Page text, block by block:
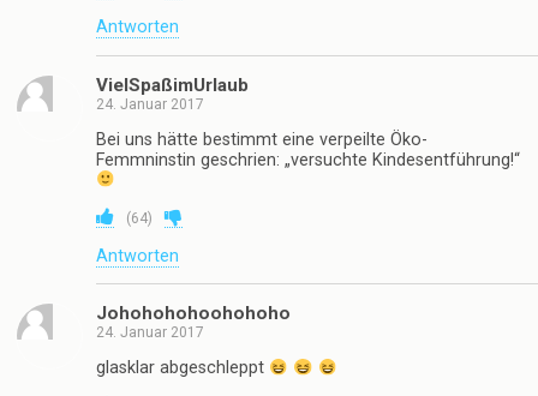
Antworten
VielSpaßimUrlaub
24. Januar 2017
Bei uns hätte bestimmt eine verpeilte Öko-
Femmninstin geschrien: „versuchte Kindesentführung!“
(64)
Antworten
Johohohohoohohoho
24. Januar 2017
glasklar abgeschleppt